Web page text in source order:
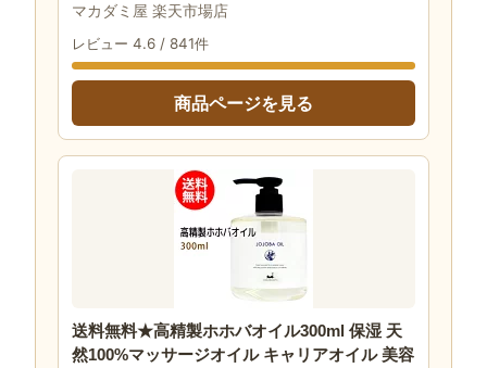
マカダミ屋 楽天市場店
レビュー 4.6 / 841件
商品ページを見る
送料無料★高精製ホホバオイル300ml 保湿 天
然100%マッサージオイル キャリアオイル 美容